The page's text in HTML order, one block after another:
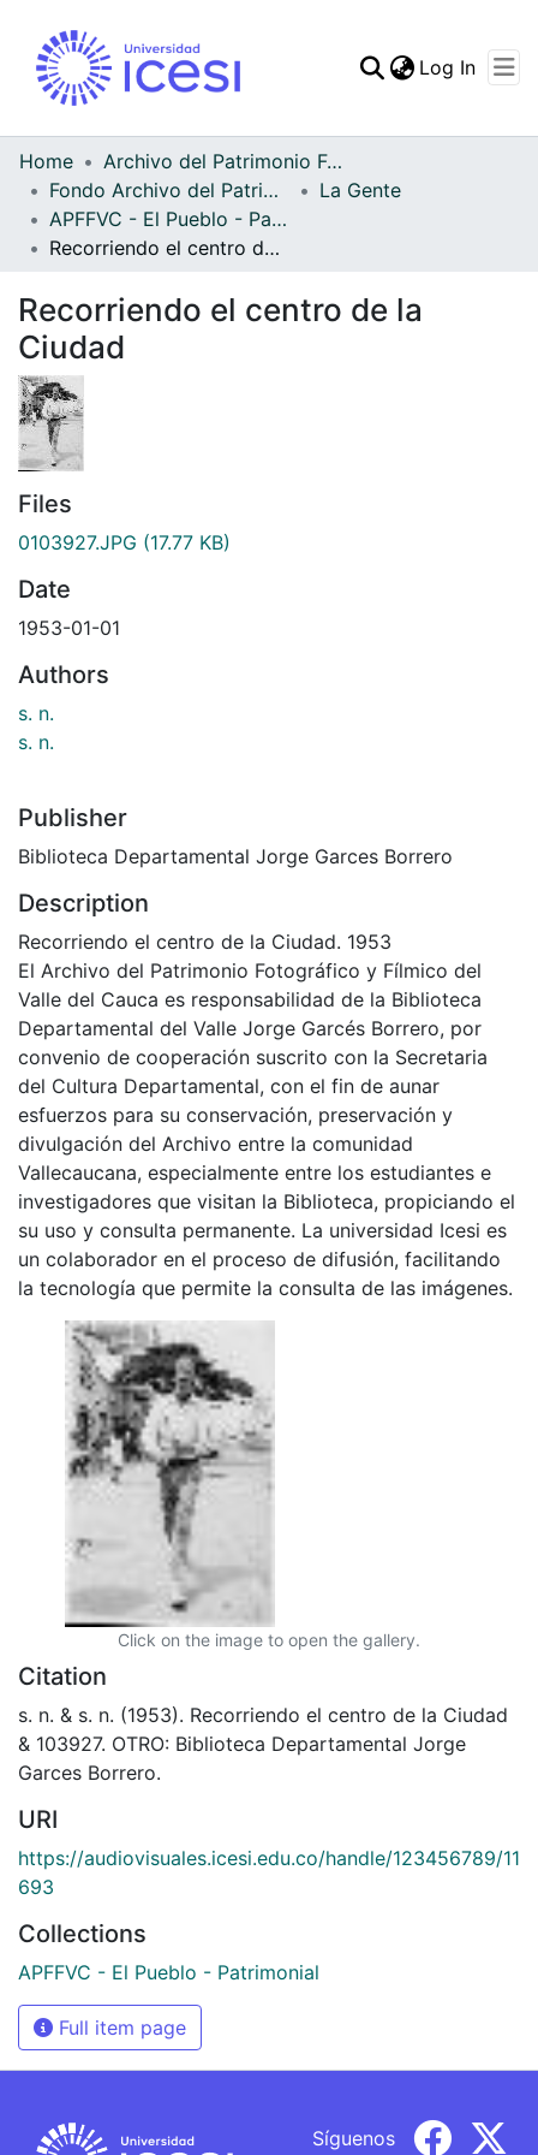
Statistics
Log In
Home
Archivo del Patrimonio Fotográfico y Fílmico del Valle del Cauca
Fondo Archivo del Patrimonio Fotográfico y Fílmico del Valle del Cauca
La Gente
APFFVC - El Pueblo - Patrimonial
Recorriendo el centro de la Ciudad
Recorriendo el centro de la
Ciudad
Files
0103927.JPG (17.77 KB)
Date
1953-01-01
Authors
s. n.
s. n.
Publisher
Biblioteca Departamental Jorge Garces Borrero
Description
Recorriendo el centro de la Ciudad. 1953
El Archivo del Patrimonio Fotográfico y Fílmico del
Valle del Cauca es responsabilidad de la Biblioteca
Departamental del Valle Jorge Garcés Borrero, por
convenio de cooperación suscrito con la Secretaria
del Cultura Departamental, con el fin de aunar
esfuerzos para su conservación, preservación y
divulgación del Archivo entre la comunidad
Vallecaucana, especialmente entre los estudiantes e
investigadores que visitan la Biblioteca, propiciando el
su uso y consulta permanente. La universidad Icesi es
un colaborador en el proceso de difusión, facilitando
la tecnología que permite la consulta de las imágenes.
Click on the image to open the gallery.
Citation
s. n. & s. n. (1953). Recorriendo el centro de la Ciudad
& 103927. OTRO: Biblioteca Departamental Jorge
Garces Borrero.
URI
https://audiovisuales.icesi.edu.co/handle/123456789/11
693
Collections
APFFVC - El Pueblo - Patrimonial
Full item page
Síguenos